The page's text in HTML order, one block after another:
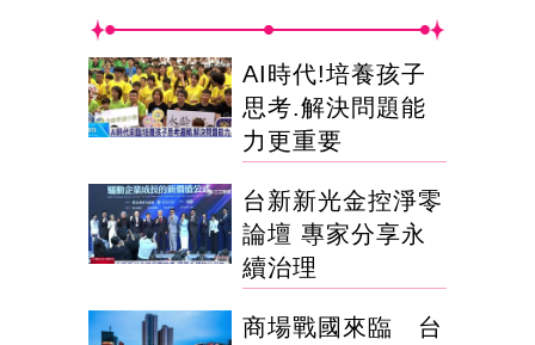
AI時代!培養孩子
思考.解決問題能
力更重要
台新新光金控淨零
論壇 專家分享永
續治理
商場戰國來臨 台